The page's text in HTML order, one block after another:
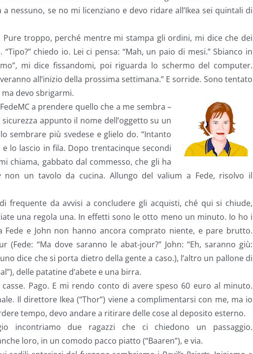
nessuno, se no mi licenziano e devo ridare all’Ikea sei quintali di
Pure troppo, perché mentre mi stampa gli ordini, mi dice che dei
chiedo io. Lei ci pensa: “Mah, un paio di mesi.” Sbianco in
mi dice fissandomi, poi riguarda lo schermo del computer.
all’inizio della prossima settimana.” E sorride. Sono tentato
devo sbrigarmi.
a prendere quello che a me sembra –
appunto il nome dell’oggetto su un
sembrare più svedese e glielo do. “Intanto
lo lascio in fila. Dopo trentacinque secondi
chiama, gabbato dal commesso, che gli ha
non un tavolo da cucina. Allungo del valium a Fede, risolvo il
frequente da avvisi a concludere gli acquisti, ché qui si chiude,
una regola una. In effetti sono le otto meno un minuto. Io ho i
e John non hanno ancora comprato niente, e pare brutto.
“Ma dove saranno le abat-jour?” John: “Eh, saranno giù:
dice che si porta dietro della gente a caso.), l’altro un pallone di
delle patatine d’abete e una birra.
Pago. E mi rendo conto di avere speso 60 euro al minuto.
Il direttore Ikea (“Thor”) viene a complimentarsi con me, ma io
tempo, devo andare a ritirare delle cose al deposito esterno.
incontriamo due ragazzi che ci chiedono un passaggio.
loro, in un comodo pacco piatto (“Baaren”), e via.